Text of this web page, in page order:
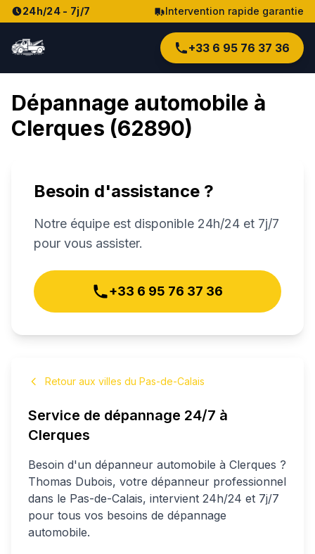
24h/24 - 7j/7 Intervention rapide garantie
+33 6 95 76 37 36
Dépannage automobile à
Clerques (62890)
Besoin d'assistance ?
Notre équipe est disponible 24h/24 et 7j/7
pour vous assister.
+33 6 95 76 37 36
Retour aux villes du Pas-de-Calais
Service de dépannage 24/7 à
Clerques
Besoin d'un dépanneur automobile à Clerques ?
Thomas Dubois, votre dépanneur professionnel
dans le Pas-de-Calais, intervient 24h/24 et 7j/7
pour tous vos besoins de dépannage
automobile.